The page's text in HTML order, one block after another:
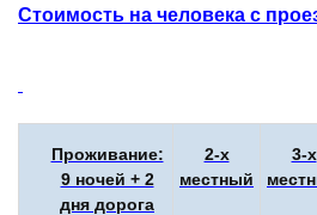
Стоимость на человека с
Проживание:
9 ночей + 2
дня дорога
2-х
местный
3-х